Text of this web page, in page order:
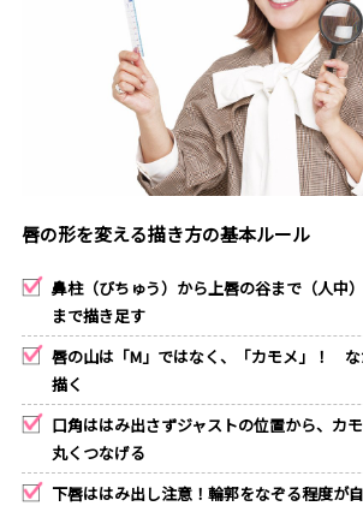
唇の形を変える描き方の基本ルール
鼻柱（びちゅう）から上唇の谷まで（人中
まで描き足す
唇の山は「M」ではなく、「カモメ」！ な
描く
口角ははみ出さずジャストの位置から、カ
丸くつなげる
下唇ははみ出し注意！輪郭をなぞる程度が